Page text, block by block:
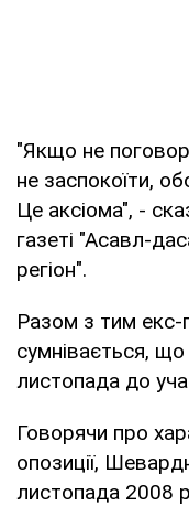
"Якщо не
не заспокоїти,
Це аксіома", -
газеті "Асавл-
регіон".
Разом з тим
сумнівається,
листопада до
Говорячи про
опозиції,
листопада 2008